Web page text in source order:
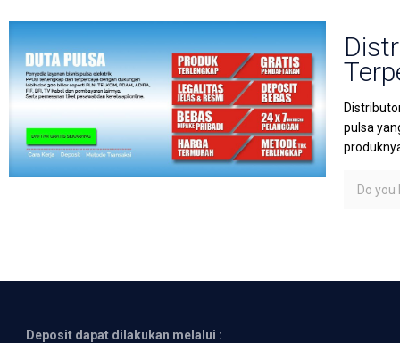
pulsa
Do you
Deposit dapat dilakukan melalui :